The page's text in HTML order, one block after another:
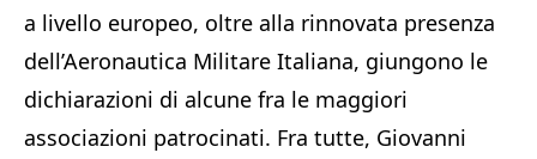
a livello europeo, oltre alla rinnovata presenza
dell’Aeronautica Militare Italiana, giungono le
dichiarazioni di alcune fra le maggiori
associazioni patrocinati. Fra tutte, Giovanni